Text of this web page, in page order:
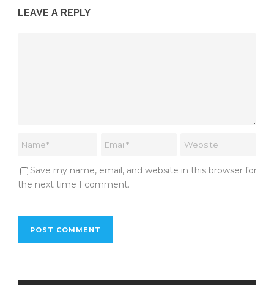
LEAVE A REPLY
Save my name, email, and website in this browser for
the next time I comment.